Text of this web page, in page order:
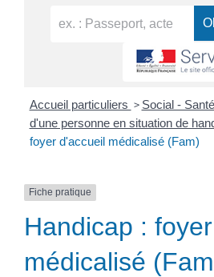
Accueil particuliers > Social - Santé
d'une personne en situation de
foyer d'accueil médicalisé (Fam)
Fiche pratique
Handicap :
médicalisé